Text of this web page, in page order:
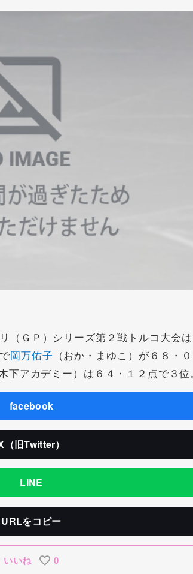
ＧＰ）シリーズ第２戦トルコ大会は
岡万佑子 （おか・まゆこ）が６８・
アカデミー）は６４・１２点で３位
facebook
（旧Twitter）
LINE
URLをコピー
いいね 0